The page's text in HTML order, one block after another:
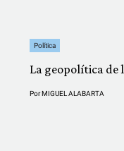
Política
La geopolítica de
PorMIGUEL ALABARTA